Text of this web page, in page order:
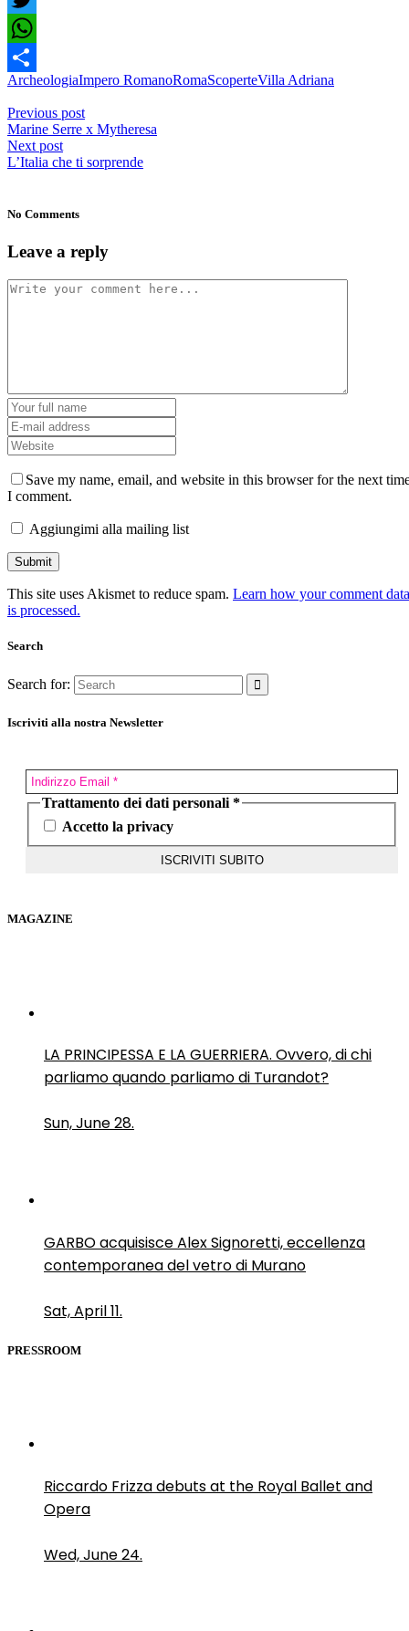
Twitter
WhatsApp
Share
ArcheologiaImpero RomanoRomaScoperteVilla Adriana
Previous post
Marine Serre x Mytheresa
Next post
L’Italia che ti sorprende
No Comments
Leave a reply
Save my name, email, and website in this browser for the next
I comment.
Aggiungimi alla mailing list
This site uses Akismet to reduce spam. Learn how your comment data
is processed.
Search
Search for:
Iscriviti alla nostra Newsletter
Trattamento dei dati personali *
Accetto la privacy
MAGAZINE
LA PRINCIPESSA E LA GUERRIERA. Ovvero, di chi
parliamo quando parliamo di Turandot?
Sun, June 28.
GARBO acquisisce Alex Signoretti, eccellenza
contemporanea del vetro di Murano
Sat, April 11.
PRESSROOM
Riccardo Frizza debuts at the Royal Ballet and
Opera
Wed, June 24.